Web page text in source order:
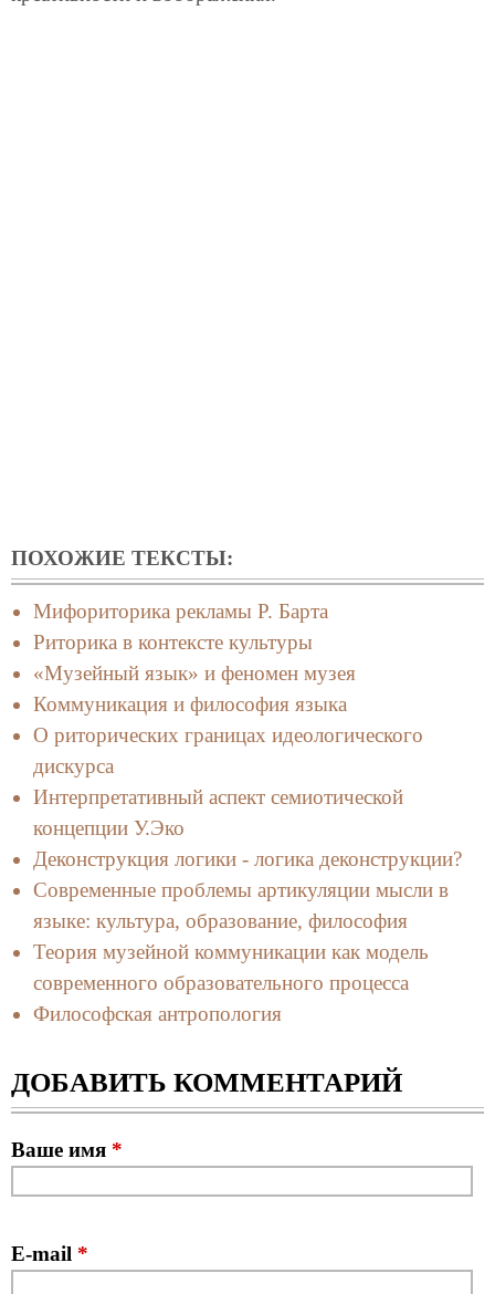
ПОХОЖИЕ ТЕКСТЫ:
Мифориторика рекламы Р. Барта
Риторика в контексте культуры
«Музейный язык» и феномен музея
Коммуникация и философия языка
О риторических границах идеологического
дискурса
Интерпретативный аспект семиотической
концепции У.Эко
Деконструкция логики - логика деконструкции?
Современные проблемы артикуляции мысли в
языке: культура, образование, философия
Теория музейной коммуникации как модель
современного образовательного процесса
Философская антропология
ДОБАВИТЬ КОММЕНТАРИЙ
Ваше имя *
E-mail *